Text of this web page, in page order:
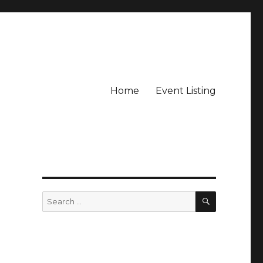
Home Event Listing
Search
for:
SEARCH